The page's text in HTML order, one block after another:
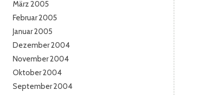
März 2005
Februar 2005
Januar 2005
Dezember 2004
November 2004
Oktober 2004
September 2004